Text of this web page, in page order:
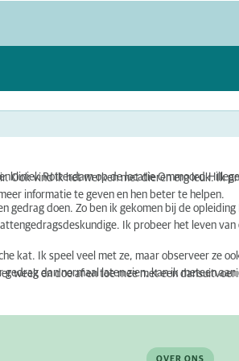
Rotterdam op de locatie Ommoord-
Ook vind ik het werken met dieren erg leuk. Ik
informatie te geven en hen beter te helpen.
doen. Zo ben ik gekomen bij de opleiding
Ik probeer het leven van
kat. Ik speel veel met ze, maar observeer ze
dan normaal laten zien, kan ik meteen
week en doe af en toe mee met een
OVER ONS